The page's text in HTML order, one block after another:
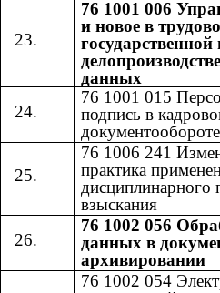
76 1001 006
и новое в
данных
76 1001 015
подпись в
76 1006 241
практика
дисциплинарного
взыскания
76 1002 056
данных в
архивировании
76 1002 054